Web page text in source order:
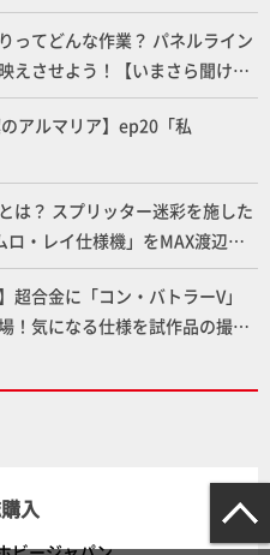
ェクト FINAL」
ってどんな作業？ パネルライン
えさせよう！【いまさら聞けな
スジ彫りとパネルライン】
のアルマリア】ep20「私
は？ スプリッター迷彩を施した
ロ・レイ仕様機」をMAX渡辺が
読み】
超合金に「コン・バトラーV」
！気になる仕様を試作品の撮り
け！【超合金の魂】
入